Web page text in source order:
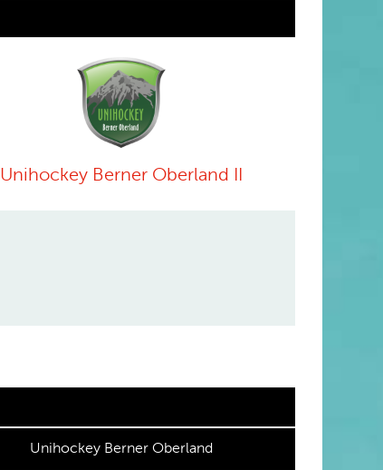
Unihockey Berner Oberland II
Unihockey Berner Oberland